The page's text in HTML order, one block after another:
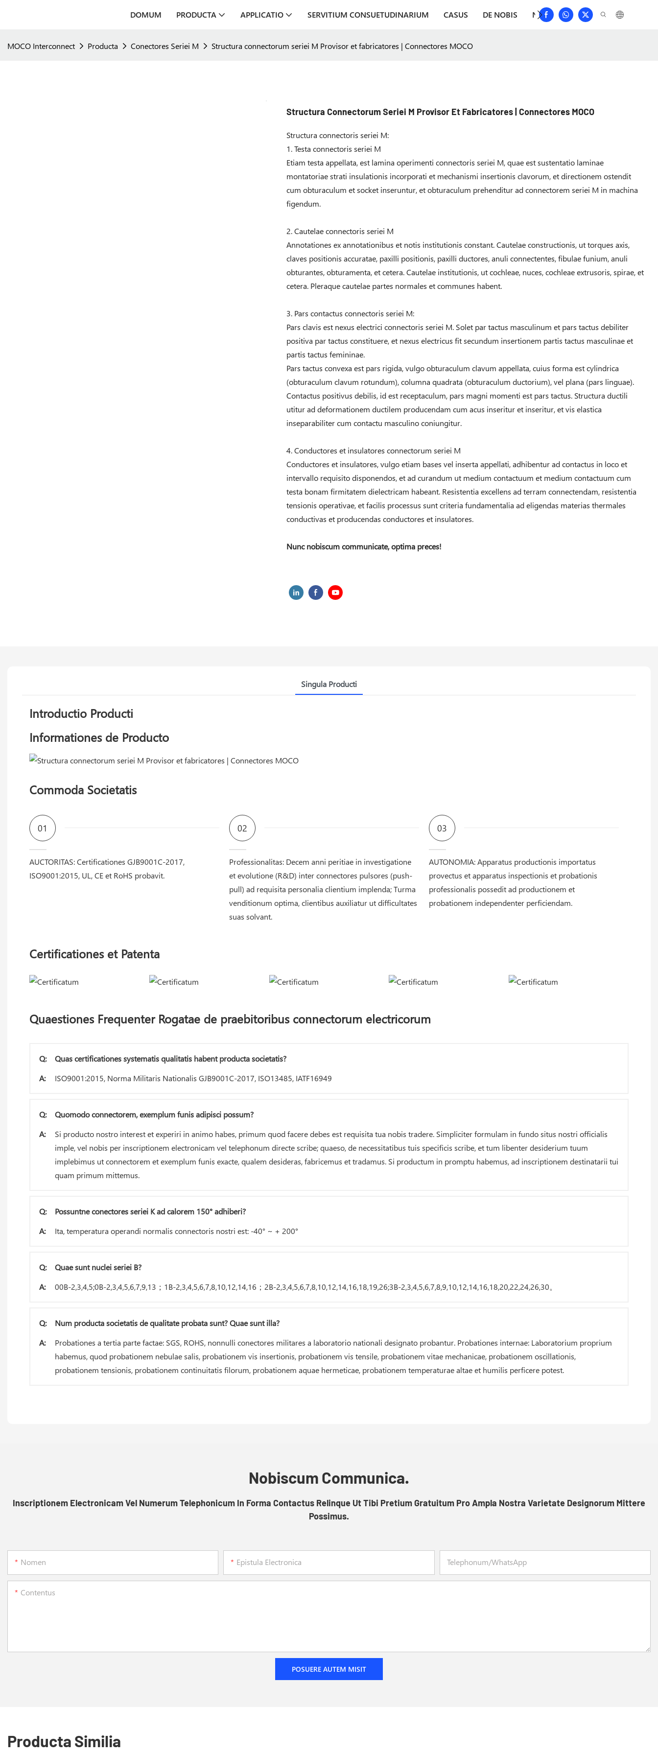
DOMUM PRODUCTA APPLICATIO SERVITIUM CONSUETUDINARIUM CASUS DE NOBIS NUNTII DEPRIME
MOCO Interconnect Producta Conectores Seriei M Structura connectorum seriei M Provisor et fabricatores | Connectores MOCO
Structura Connectorum Seriei M Provisor Et Fabricatores | Connectores MOCO
Structura connectoris seriei M:
1. Testa connectoris seriei M
Etiam testa appellata, est lamina operimenti connectoris seriei M, quae est sustentatio laminae
montatoriae strati insulationis incorporati et mechanismi insertionis clavorum, et directionem ostendit
cum obturaculum et socket inseruntur, et obturaculum prehenditur ad connectorem seriei M in machina
figendum.
2. Cautelae connectoris seriei M
Annotationes ex annotationibus et notis institutionis constant. Cautelae constructionis, ut torques axis,
claves positionis accuratae, paxilli positionis, paxilli ductores, anuli connectentes, fibulae funium, anuli
obturantes, obturamenta, et cetera. Cautelae institutionis, ut cochleae, nuces, cochleae extrusoris, spirae, et
cetera. Pleraque cautelae partes normales et communes habent.
3. Pars contactus connectoris seriei M:
Pars clavis est nexus electrici connectoris seriei M. Solet par tactus masculinum et pars tactus debiliter
positiva par tactus constituere, et nexus electricus fit secundum insertionem partis tactus masculinae et
partis tactus femininae.
Pars tactus convexa est pars rigida, vulgo obturaculum clavum appellata, cuius forma est cylindrica
(obturaculum clavum rotundum), columna quadrata (obturaculum ductorium), vel plana (pars linguae).
Contactus positivus debilis, id est receptaculum, pars magni momenti est pars tactus. Structura ductili
utitur ad deformationem ductilem producendam cum acus inseritur et inseritur, et vis elastica
inseparabiliter cum contactu masculino coniungitur.
4. Conductores et insulatores connectorum seriei M
Conductores et insulatores, vulgo etiam bases vel inserta appellati, adhibentur ad contactus in loco et
intervallo requisito disponendos, et ad curandum ut medium contactuum et medium contactuum cum
testa bonam firmitatem dielectricam habeant. Resistentia excellens ad terram connectendam, resistentia
tensionis operativae, et facilis processus sunt criteria fundamentalia ad eligendas materias thermales
conductivas et producendas conductores et insulatores.
Nunc nobiscum communicate, optima preces!
Singula Producti
Introductio Producti
Informationes de Producto
Commoda Societatis
01
AUCTORITAS: Certificationes GJB9001C-2017,
ISO9001:2015, UL, CE et RoHS probavit.
02
Professionalitas: Decem anni peritiae in investigatione
et evolutione (R&D) inter connectores pulsores (push-
pull) ad requisita personalia clientium implenda; Turma
venditionum optima, clientibus auxiliatur ut difficultates
suas solvant.
03
AUTONOMIA: Apparatus productionis importatus
provectus et apparatus inspectionis et probationis
professionalis possedit ad productionem et
probationem independenter perficiendam.
Certificationes et Patenta
Quaestiones Frequenter Rogatae de praebitoribus connectorum electricorum
Q:
Quas certificationes systematis qualitatis habent producta societatis?
A:
ISO9001:2015, Norma Militaris Nationalis GJB9001C-2017, ISO13485, IATF16949
Q:
Quomodo connectorem, exemplum funis adipisci possum?
A:
Si producto nostro interest et experiri in animo habes, primum quod facere debes est requisita tua nobis tradere. Simpliciter formulam in fundo situs nostri officialis
imple, vel nobis per inscriptionem electronicam vel telephonum directe scribe; quaeso, de necessitatibus tuis specificis scribe, et tum libenter desiderium tuum
implebimus ut connectorem et exemplum funis exacte, qualem desideras, fabricemus et tradamus. Si productum in promptu habemus, ad inscriptionem destinatarii tui
quam primum mittemus.
Q:
Possuntne conectores seriei K ad calorem 150° adhiberi?
A:
Ita, temperatura operandi normalis connectoris nostri est: -40° ~ + 200°
Q:
Quae sunt nuclei seriei B?
A:
00B-2,3,4,5;0B-2,3,4,5,6,7,9,13；1B-2,3,4,5,6,7,8,10,12,14,16；2B-2,3,4,5,6,7,8,10,12,14,16,18,19,26;3B-2,3,4,5,6,7,8,9,10,12,14,16,18,20,22,24,26,30。
Q:
Num producta societatis de qualitate probata sunt? Quae sunt illa?
A:
Probationes a tertia parte factae: SGS, ROHS, nonnulli conectores militares a laboratorio nationali designato probantur. Probationes internae: Laboratorium proprium
habemus, quod probationem nebulae salis, probationem vis insertionis, probationem vis tensile, probationem vitae mechanicae, probationem oscillationis,
probationem tensionis, probationem continuitatis filorum, probationem aquae hermeticae, probationem temperaturae altae et humilis perficere potest.
Nobiscum Communica.
Inscriptionem Electronicam Vel Numerum Telephonicum In Forma Contactus Relinque Ut Tibi Pretium Gratuitum Pro Ampla Nostra Varietate Designorum Mittere
Possimus.
Nomen Epistula Electronica Telephonum/WhatsApp
Contentus
POSUERE AUTEM MISIT
Producta Similia